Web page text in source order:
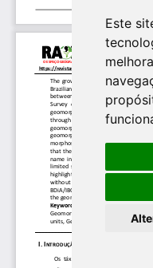
Este